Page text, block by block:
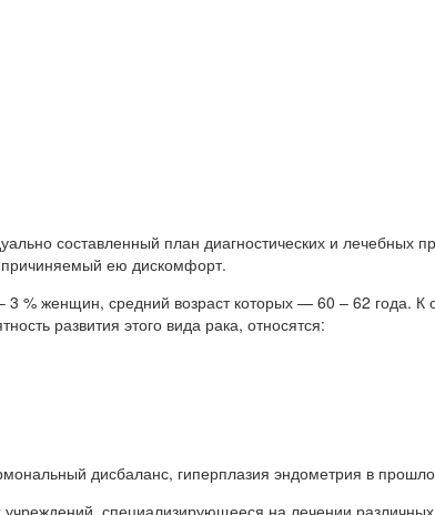
составленный план диагностических и лечебных
причиняемый ею дискомфорт.
3 % женщин, средний возраст которых — 60 – 62 года. К
развития этого вида рака, относятся:
дисбаланс, гиперплазия эндометрия в